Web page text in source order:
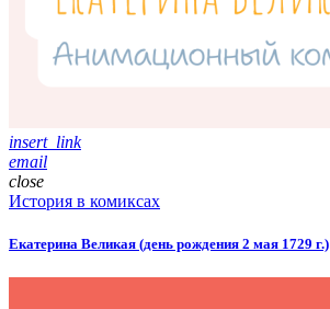
insert_link
email
close
История в комиксах
Екатерина Великая (день рождения 2 мая 1729 г.)